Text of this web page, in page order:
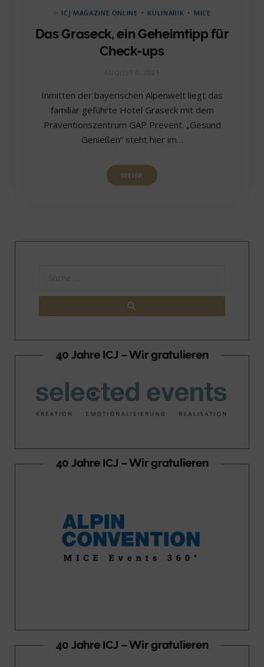
ICJ MAGAZINE ONLINE KULINARIK MICE
Das Graseck, ein Geheimtipp für
Check-ups
Inmitten der bayerischen Alpenwelt liegt das
familiär geführte Hotel Graseck mit dem
Präventionszentrum GAP Prevent. „Gesund
Genießen“ steht hier im…
MEHR
40 Jahre ICJ – Wir gratulieren
40 Jahre ICJ – Wir gratulieren
40 Jahre ICJ – Wir gratulieren